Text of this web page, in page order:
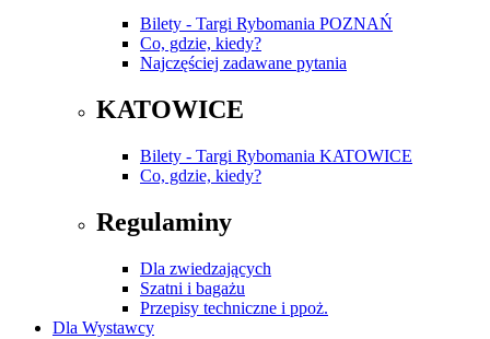
Bilety - Targi Rybomania POZNAŃ
Co, gdzie, kiedy?
Najczęściej zadawane pytania
KATOWICE
Bilety - Targi Rybomania KATOWICE
Co, gdzie, kiedy?
Regulaminy
Dla zwiedzających
Szatni i bagażu
Przepisy techniczne i ppoż.
Dla Wystawcy